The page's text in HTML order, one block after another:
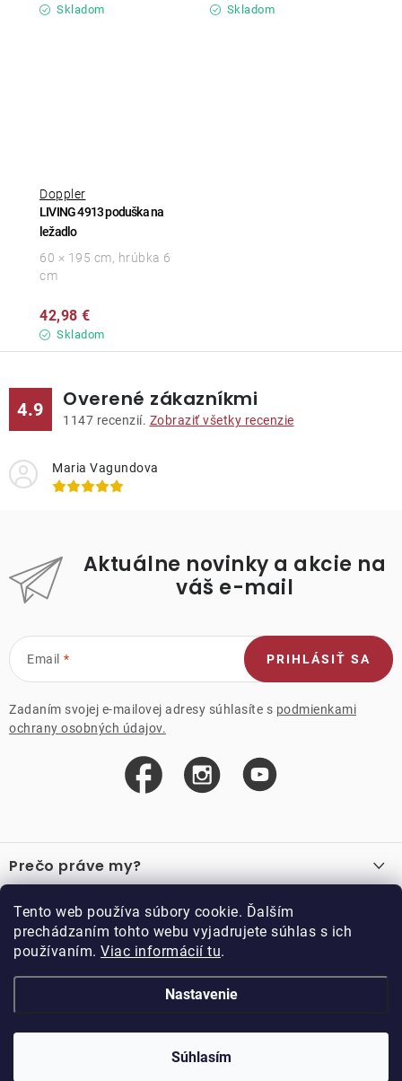
Tento web používa súbory cookie. Ďalším
prechádzaním tohto webu vyjadrujete súhlas s ich
používaním. Viac informácií tu.
Nastavenie
Súhlasím
Skladom Skladom
LIVING 4913 poduška na
ležadlo
Doppler
Skladom
42,98 €
60 × 195 cm, hrúbka 6
cm
4.9 Overené zákazníkmi
1147 recenzií. Zobraziť všetky recenzie
Maria Vagundova
Aktuálne novinky a akcie na
váš e-mail
Email
Zadaním svojej e-mailovej adresy súhlasíte s podmienkami
ochrany osobných údajov.
PRIHLÁSIŤ SA
á
p
ä
Prečo práve my?
Recenzie
Akcie
Důležité odkazy
Velkoobchod
Vzorková prodejna
Kariéra
O nákupe
Obchodné podmienky
Podmienky vernostného programu
Doppler CZ spol. s.r.o.,
Trhové Sviny
DOPPLER CZ spol. s r.o.